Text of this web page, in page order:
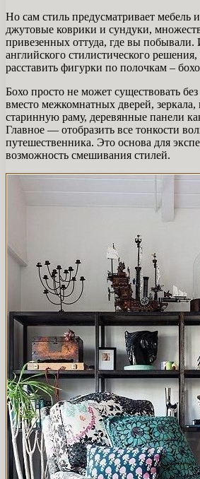
Но сам стиль предусматривает мебель
джутовые коврики и сундуки,
привезенных оттуда, где вы побывали.
английского стилистического
расставить фигурки по полочкам –
Бохо просто не может существовать
вместо межкомнатных дверей, зеркала,
старинную раму, деревянные панели
Главное — отобразить все тонкости
путешественника. Это основа для
возможность смешивания стилей.